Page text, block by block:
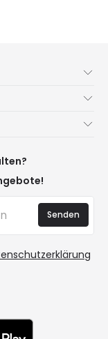
Senden